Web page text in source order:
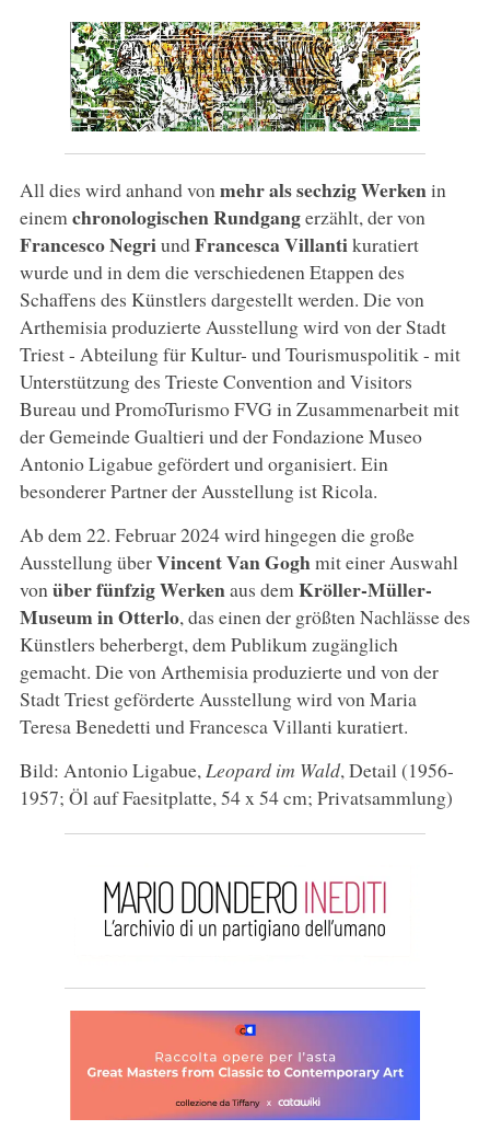
All dies wird anhand von mehr als sechzig Werkenin
einemchronologischen Rundgangerzählt, der von
Francesco NegriundFrancesca Villantikuratiert
wurde und in dem die verschiedenen Etappen des
Schaffens des Künstlers dargestellt werden. Die von
Arthemisia produzierte Ausstellung wird von der Stadt
Triest - Abteilung für Kultur- und Tourismuspolitik - mit
Unterstützung des Trieste Convention and Visitors
Bureau und PromoTurismo FVG in Zusammenarbeit mit
der Gemeinde Gualtieri und der Fondazione Museo
Antonio Ligabue gefördert und organisiert. Ein
besonderer Partner der Ausstellung ist Ricola.
Ab dem 22. Februar 2024 wird hingegen die große
Ausstellung überVincent Van Goghmit einer Auswahl
von über fünfzig Werkenaus dem Kröller-Müller-
Museum in Otterlo, das einen der größten Nachlässe des
Künstlers beherbergt, dem Publikum zugänglich
gemacht. Die von Arthemisia produzierte und von der
Stadt Triest geförderte Ausstellung wird von Maria
Teresa Benedetti und Francesca Villanti kuratiert.
Bild: Antonio Ligabue, Leopard im Wald, Detail (1956-
1957; Öl auf Faesitplatte, 54 x 54 cm; Privatsammlung)